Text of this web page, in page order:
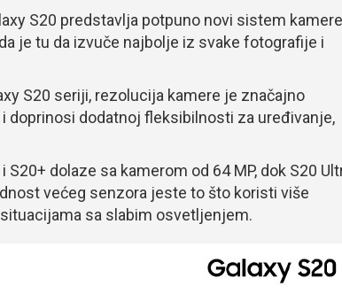
S20 predstavlja potpuno novi sistem kamere
je tu da izvuče najbolje iz svake fotografije i
S20 seriji, rezolucija kamere je značajno
doprinosi dodatnoj fleksibilnosti za uređivanje,
dolaze sa kamerom od 64 MP, dok S20
većeg senzora jeste to što koristi više
sa slabim osvetljenjem.